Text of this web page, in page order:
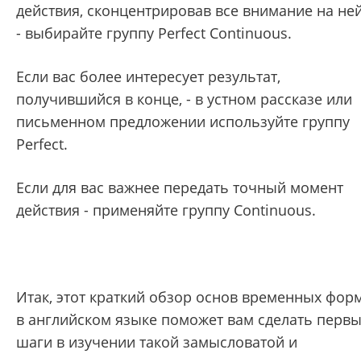
действия, сконцентрировав все внимание на
- выбирайте группу Perfect Continuous.
Если вас более интересует результат,
получившийся в конце, - в устном рассказе или
письменном предложении используйте группу
Perfect.
Если для вас важнее передать точный момент
действия - применяйте группу Continuous.
Итак, этот краткий обзор основ временных
в английском языке поможет вам сделать
шаги в изучении такой замысловатой и